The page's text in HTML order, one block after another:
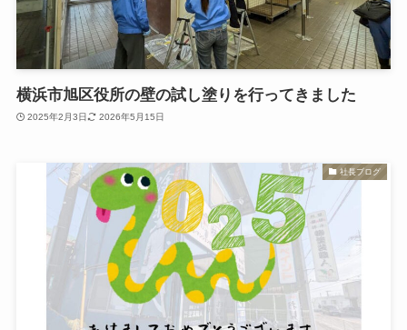
横浜市旭区役所の壁の試し塗りを行ってきました
2025年2月3日 2026年5月15日
社長ブログ